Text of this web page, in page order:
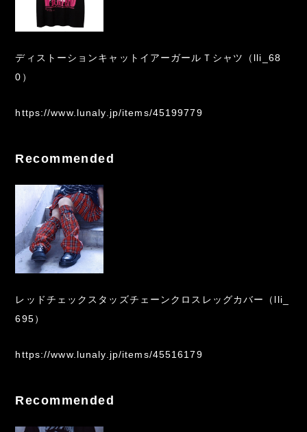
ディストーションキャットイアーガールＴシャツ（lli_68
0）
https://www.lunaly.jp/items/45199779
Recommended
レッドチェックスタッズチェーンクロスレッグカバー（lli_
695）
https://www.lunaly.jp/items/45516179
Recommended